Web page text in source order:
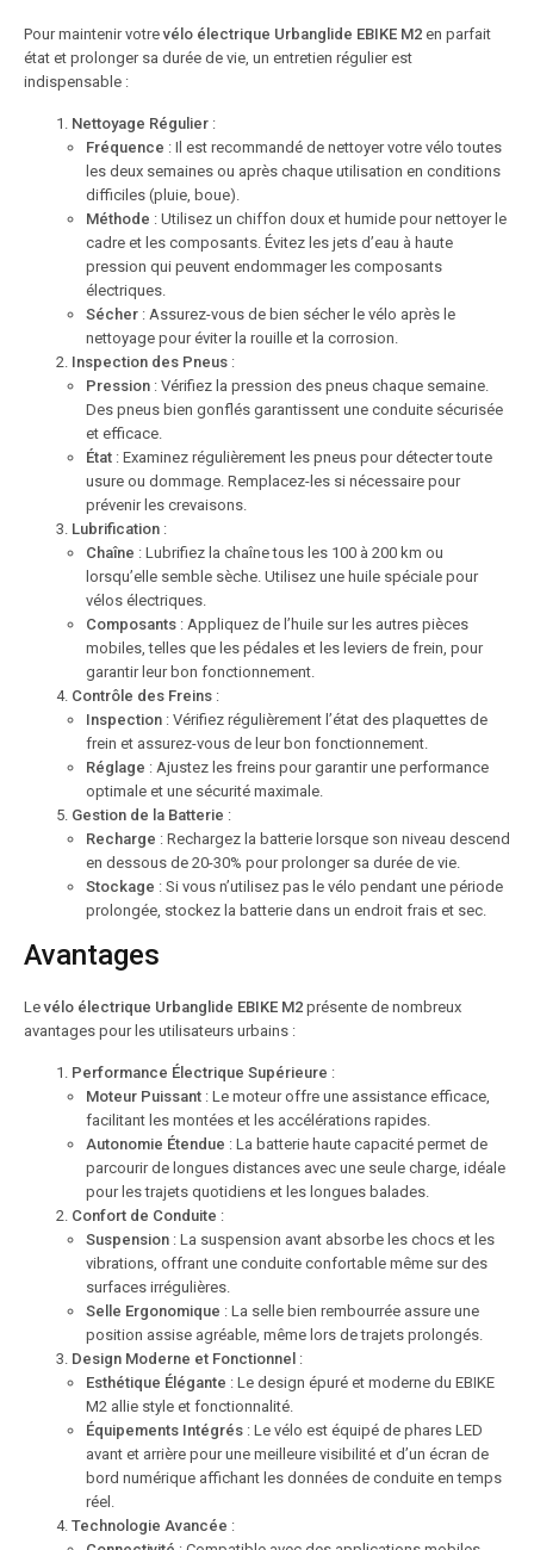
Pour maintenir votrevélo électrique Urbanglide EBIKE M2 en parfait
état et prolonger sa durée de vie, un entretien régulier est
indispensable :
Nettoyage Régulier :
Fréquence : Il est recommandé de nettoyer votre vélo toutes
les deux semaines ou après chaque utilisation en conditions
difficiles (pluie, boue).
Méthode : Utilisez un chiffon doux et humide pour nettoyer le
cadre et les composants. Évitez les jets d’eau à haute
pression qui peuvent endommager les composants
électriques.
Sécher : Assurez-vous de bien sécher le vélo après le
nettoyage pour éviter la rouille et la corrosion.
Inspection des Pneus :
Pression : Vérifiez la pression des pneus chaque semaine.
Des pneus bien gonflés garantissent une conduite sécurisée
et efficace.
État : Examinez régulièrement les pneus pour détecter toute
usure ou dommage. Remplacez-les si nécessaire pour
prévenir les crevaisons.
Lubrification :
Chaîne : Lubrifiez la chaîne tous les 100 à 200 km ou
lorsqu’elle semble sèche. Utilisez une huile spéciale pour
vélos électriques.
Composants : Appliquez de l’huile sur les autres pièces
mobiles, telles que les pédales et les leviers de frein, pour
garantir leur bon fonctionnement.
Contrôle des Freins :
Inspection : Vérifiez régulièrement l’état des plaquettes de
frein et assurez-vous de leur bon fonctionnement.
Réglage : Ajustez les freins pour garantir une performance
optimale et une sécurité maximale.
Gestion de la Batterie :
Recharge : Rechargez la batterie lorsque son niveau descend
en dessous de 20-30% pour prolonger sa durée de vie.
Stockage : Si vous n’utilisez pas le vélo pendant une période
prolongée, stockez la batterie dans un endroit frais et sec.
Avantages
Levélo électrique Urbanglide EBIKE M2 présente de nombreux
avantages pour les utilisateurs urbains :
Performance Électrique Supérieure :
Moteur Puissant : Le moteur offre une assistance efficace,
facilitant les montées et les accélérations rapides.
Autonomie Étendue : La batterie haute capacité permet de
parcourir de longues distances avec une seule charge, idéale
pour les trajets quotidiens et les longues balades.
Confort de Conduite :
Suspension : La suspension avant absorbe les chocs et les
vibrations, offrant une conduite confortable même sur des
surfaces irrégulières.
Selle Ergonomique : La selle bien rembourrée assure une
position assise agréable, même lors de trajets prolongés.
Design Moderne et Fonctionnel :
Esthétique Élégante : Le design épuré et moderne du EBIKE
M2 allie style et fonctionnalité.
Équipements Intégrés : Le vélo est équipé de phares LED
avant et arrière pour une meilleure visibilité et d’un écran de
bord numérique affichant les données de conduite en temps
réel.
Technologie Avancée :